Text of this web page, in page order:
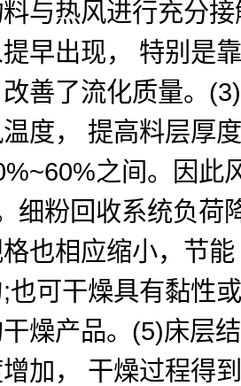
与热风进行充分
早出现， 特别是
善了流化质量。
度， 提高料层厚
之间。因此
细粉回收系统负荷
也相应缩小，节
也可干燥具有黏性
燥产品。(5)床层
加， 干燥过程得